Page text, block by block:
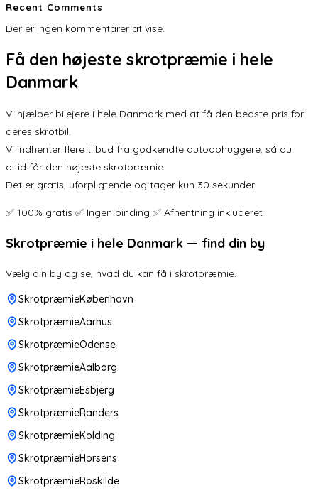
Recent Comments
Der er ingen kommentarer at vise.
Få den højeste skrotpræmie i hele
Danmark
Vi hjælper bilejere i hele Danmark med at få den bedste pris for
deres skrotbil.
Vi indhenter flere tilbud fra godkendte autoophuggere, så du
altid får den højeste skrotpræmie.
Det er gratis, uforpligtende og tager kun 30 sekunder.
✅ 100% gratis ✅ Ingen binding ✅ Afhentning inkluderet
Skrotpræmie i hele Danmark — find din by
Vælg din by og se, hvad du kan få i skrotpræmie.
SkrotpræmieKøbenhavn
SkrotpræmieAarhus
SkrotpræmieOdense
SkrotpræmieAalborg
SkrotpræmieEsbjerg
SkrotpræmieRanders
SkrotpræmieKolding
SkrotpræmieHorsens
SkrotpræmieRoskilde